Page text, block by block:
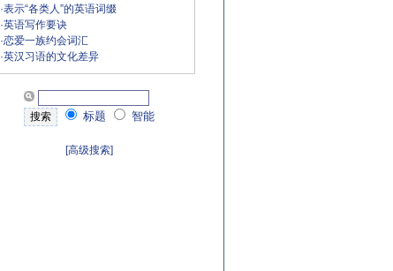
·表示“各类人”的英语词缀
·英语写作要诀
·恋爱一族约会词汇
·英汉习语的文化差异
标题 智能
[高级搜索]